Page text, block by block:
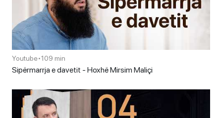
Youtube•109 min
Sipërmarrja e davetit - Hoxhë Mirsim Maliçi